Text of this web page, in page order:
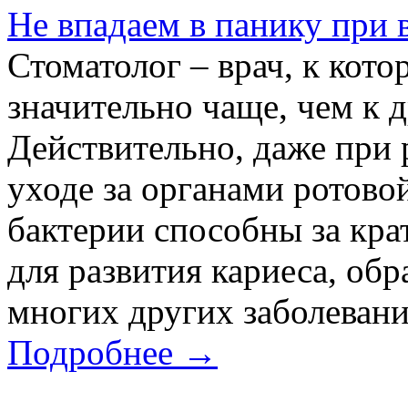
Не впадаем в панику при
Стоматолог – врач, к
значительно чаще, чем к
Действительно, даже
уходе за органами
бактерии способны за
для развития кариеса,
многих других
Подробнее →